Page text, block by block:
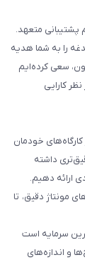
پشتیبانی متعهد.
را به شما هدیه
سعی کرده‌ایم
کارایی
خودمان
داشته
ارائه دهیم.
مونتاژ دقیق، تا
سرمایه است
و اندازه‌های